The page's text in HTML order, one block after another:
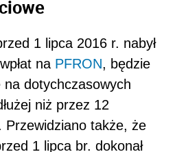
1 lipca 2016 r. nabył
na PFRON, będzie
na dotychczasowych
niż przez 12
Przewidziano także, że
1 lipca br. dokonał